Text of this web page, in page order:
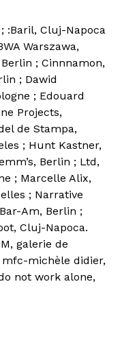
:Baril, Cluj-Napoca
Warszawa,
; Cinnnamon,
; Dawid
; Edouard
Projects,
de Stampa,
; Hunt Kastner,
Berlin ; Ltd,
; Marcelle Alix,
; Narrative
Am, Berlin ;
Cluj-Napoca.
galerie de
mfc-michèle didier,
not work alone,